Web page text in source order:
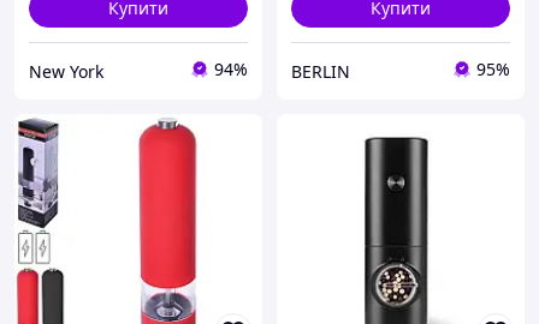
Купити
New York 94%
Купити
BERLIN 95%